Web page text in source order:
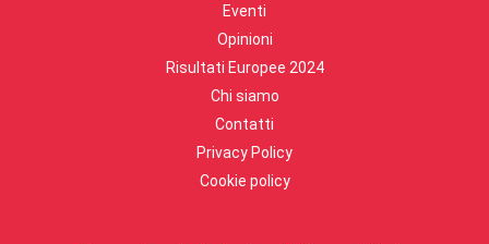
Eventi
Opinioni
Risultati Europee 2024
Chi siamo
Contatti
Privacy Policy
Cookie policy